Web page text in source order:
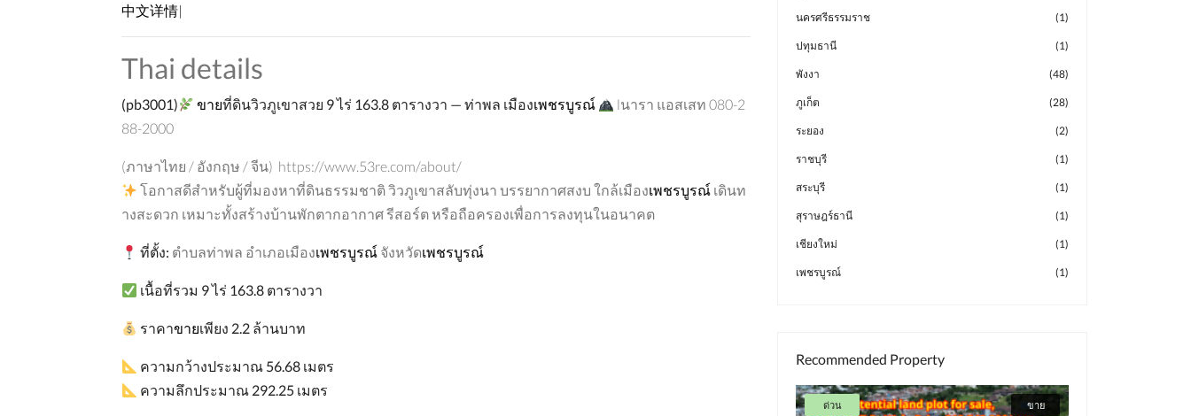
中文详情|
Thai details
(pb3001) ขายที่ดินวิวภูเขาสวย 9ไร่ 163.8 ตารางวา —ท่าพล เมืองเพชรบูรณ์
lนารา แอสเสท 080-2
88-2000
(ภาษาไทย / อังกฤษ / จีน) https://www.53re.com/about/
โอกาสดีสำหรับผู้ที่มองหาที่ดินธรรมชาติ วิวภูเขาสลับทุ่งนา บรรยากาศสงบ ใกล้เมืองเพชรบูรณ์ เดินท
างสะดวก เหมาะทั้งสร้างบ้านพักตากอากาศ รีสอร์ต หรือถือครองเพื่อการลงทุนในอนาคต
ที่ตั้ง: ตำบลท่าพล อำเภอเมืองเพชรบูรณ์ จังหวัดเพชรบูรณ์
เนื้อที่รวม 9ไร่ 163.8 ตารางวา
ราคาขายเพียง 2.2 ล้านบาท
ความกว้างประมาณ 56.68 เมตร
ความลึกประมาณ 292.25 เมตร
นครศรีธรรมราช (1)
ปทุมธานี (1)
พังงา (48)
ภูเก็ต (28)
ระยอง (2)
ราชบุรี (1)
สระบุรี (1)
สุราษฎร์ธานี (1)
เชียงใหม่ (1)
เพชรบูรณ์ (1)
Recommended Property
ด่วน ขาย